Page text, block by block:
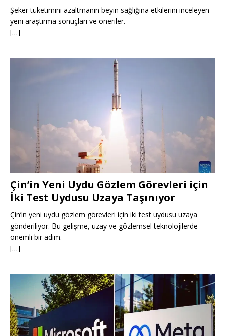
Şeker tüketimini azaltmanın beyin sağlığına etkilerini inceleyen
yeni araştırma sonuçları ve öneriler.
[…]
Çin’in Yeni Uydu Gözlem Görevleri için
İki Test Uydusu Uzaya Taşınıyor
Çin’in yeni uydu gözlem görevleri için iki test uydusu uzaya
gönderiliyor. Bu gelişme, uzay ve gözlemsel teknolojilerde
önemli bir adım.
[…]